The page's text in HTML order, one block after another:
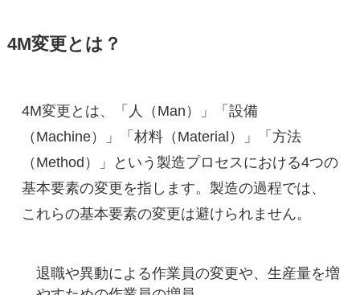
4M変更とは？
4M変更とは、「人（Man）」「設備
（Machine）」「材料（Material）」「方法
（Method）」という製造プロセスにおける4つの
基本要素の変更を指します。製造の過程では、
これらの基本要素の変更は避けられません。
退職や異動による作業員の変更や、生産量を増